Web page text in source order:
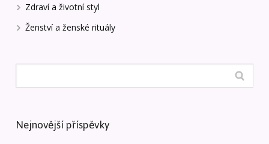
Zdraví a životní styl
Ženství a ženské rituály
Nejnovější příspěvky